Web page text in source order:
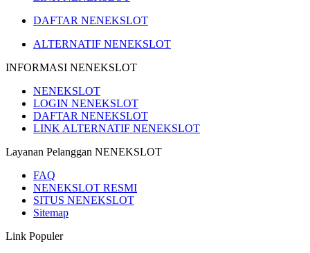
DAFTAR NENEKSLOT
ALTERNATIF NENEKSLOT
INFORMASI NENEKSLOT
NENEKSLOT
LOGIN NENEKSLOT
DAFTAR NENEKSLOT
LINK ALTERNATIF NENEKSLOT
Layanan Pelanggan NENEKSLOT
FAQ
NENEKSLOT RESMI
SITUS NENEKSLOT
Sitemap
Link Populer